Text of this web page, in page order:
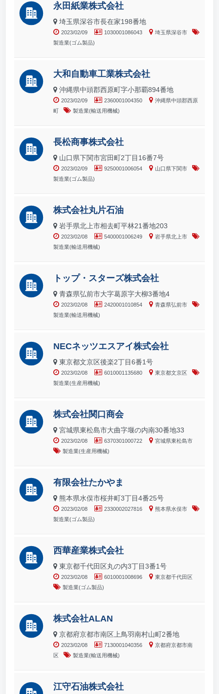
永田紙業株式会社
埼玉県深谷市長在家198番地
2023/02/09 1030001086043
埼玉県深谷市
製造業(ゴム製品)
大和自動車工業株式会社
沖縄県中頭郡西原町字小那覇894番地
2023/02/09 2360001004350
沖縄県中頭郡西原
町
製造業(輸送用機械)
長松商事株式会社
山口県下関市宮田町2丁目16番7号
2023/02/09 9250001006054
山口県下関市
製造業(ゴム製品)
株式会社丸片石油
岩手県北上市相去町平林21番地203
2023/02/08 5400001006249
岩手県北上市
製造業(輸送用機械)
トップ・スターズ株式会社
青森県弘前市大字葛原字大柳3番地4
2023/02/08 2420001010854
青森県弘前市
製造業(輸送用機械)
NECネッツエスアイ株式会社
東京都文京区後楽2丁目6番1号
2023/02/08 6010001135680
東京都文京区
製造業(生産用機械)
株式会社関口商会
宮城県東松島市大曲字堰の内南30番地33
2023/02/08 6370301000722
宮城県東松島市
製造業(生産用機械)
有限会社たかやま
熊本県水俣市桜井町3丁目4番25号
2023/02/08 2330002027816
熊本県水俣市
製造業(ゴム製品)
西華産業株式会社
東京都千代田区丸の内3丁目3番1号
2023/02/08 6010001008696
東京都千代田区
製造業(ゴム製品)
株式会社ALAN
京都府京都市南区上鳥羽南村山町2番地
2023/02/08 7130001040356
京都府京都市南
区
製造業(輸送用機械)
江守石油株式会社